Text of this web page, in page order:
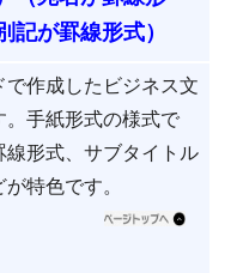
記が罫線形式）
作成したビジネス文
手紙形式の様式で
形式、サブタイトル
特色です。